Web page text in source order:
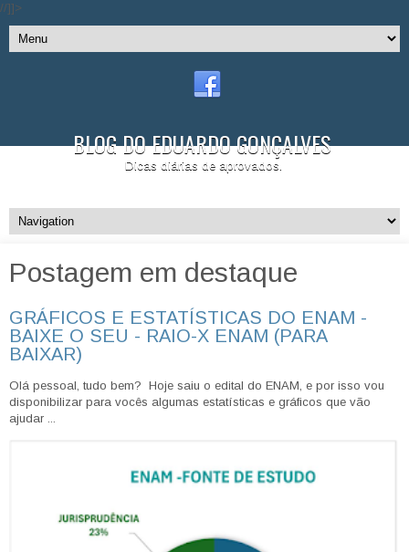
//]]>
BLOG DO EDUARDO GONÇALVES
Dicas diárias de aprovados.
Postagem em destaque
GRÁFICOS E ESTATÍSTICAS DO ENAM -
BAIXE O SEU - RAIO-X ENAM (PARA
BAIXAR)
Olá pessoal, tudo bem? Hoje saiu o edital do ENAM, e por isso vou
disponibilizar para vocês algumas estatísticas e gráficos que vão
ajudar ...